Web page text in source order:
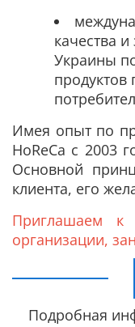
качества
Украины
Имея опыт по
HoReCa с 2003
Основной
клиента, его
Приглашаем к
организации,
Подробная